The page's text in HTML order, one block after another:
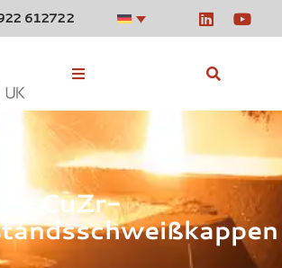
612722
Lagernde Legierungen
Werkzeuge
Nachrichten
Kontakt
CuZr-